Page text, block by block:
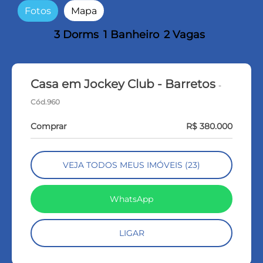
Fotos Mapa
3 Dorms 1 Banheiro 2 Vagas
Casa em Jockey Club - Barretos -
Cód.960
Comprar R$ 380.000
VEJA TODOS MEUS IMÓVEIS (23)
WhatsApp
LIGAR